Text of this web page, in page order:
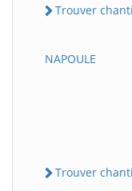
Trouver
NAPOULE
Trouver